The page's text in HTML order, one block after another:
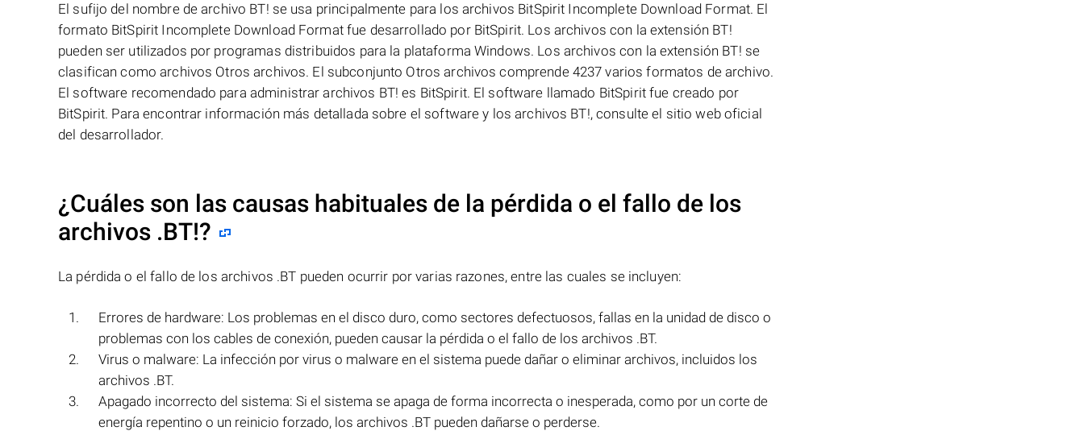
El sufijo del nombre de archivo BT! se usa principalmente para los archivos BitSpirit Incomplete Download Format. El
formato BitSpirit Incomplete Download Format fue desarrollado por BitSpirit. Los archivos con la extensión BT!
pueden ser utilizados por programas distribuidos para la plataforma Windows. Los archivos con la extensión BT! se
clasifican como archivos Otros archivos. El subconjunto Otros archivos comprende 4237 varios formatos de archivo.
El software recomendado para administrar archivos BT! es BitSpirit. El software llamado BitSpirit fue creado por
BitSpirit. Para encontrar información más detallada sobre el software y los archivos BT!, consulte el sitio web oficial
del desarrollador.
¿Cuáles son las causas habituales de la pérdida o el fallo de los
archivos .BT!?
La pérdida o el fallo de los archivos .BT pueden ocurrir por varias razones, entre las cuales se incluyen:
Errores de hardware: Los problemas en el disco duro, como sectores defectuosos, fallas en la unidad de disco o
problemas con los cables de conexión, pueden causar la pérdida o el fallo de los archivos .BT.
Virus o malware: La infección por virus o malware en el sistema puede dañar o eliminar archivos, incluidos los
archivos .BT.
Apagado incorrecto del sistema: Si el sistema se apaga de forma incorrecta o inesperada, como por un corte de
energía repentino o un reinicio forzado, los archivos .BT pueden dañarse o perderse.